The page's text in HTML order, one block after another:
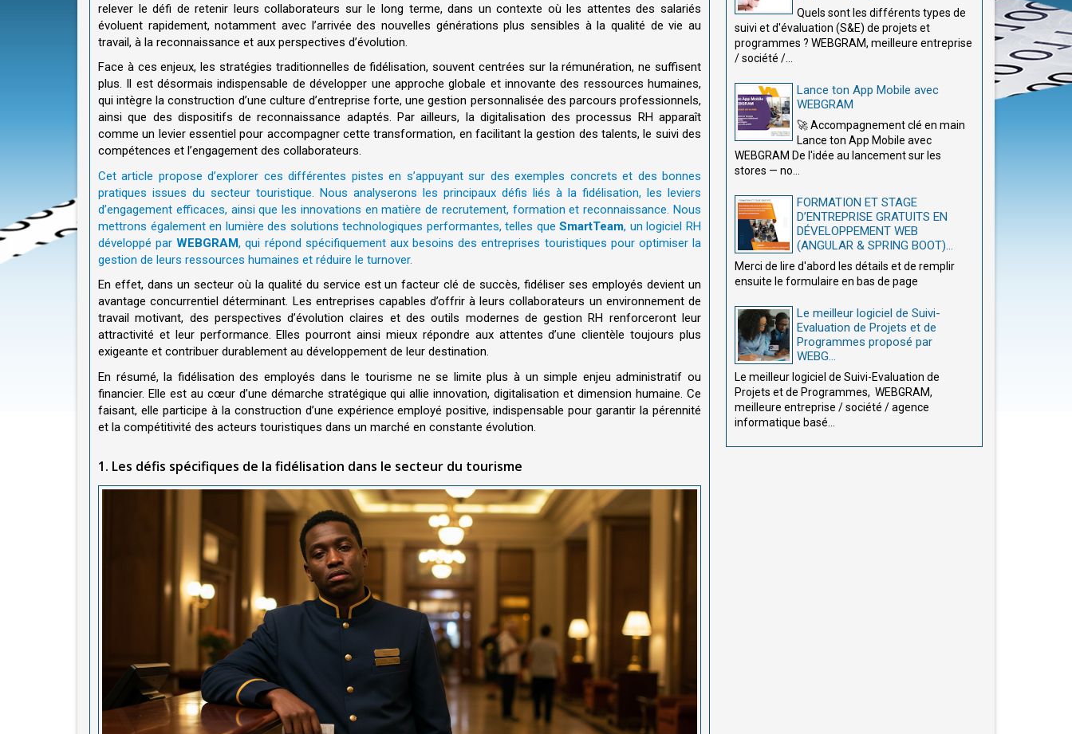
relever le défi de retenir leurs collaborateurs sur le long terme, dans un contexte où les attentes des salariés
évoluent rapidement, notamment avec l’arrivée des nouvelles générations plus sensibles à la qualité de vie au
travail, à la reconnaissance et aux perspectives d’évolution
Face à ces enjeux, les stratégies traditionnelles de fidélisation, souvent centrées sur la rémunération, ne suffisent
plus. Il est désormais indispensable de développer une approche globale et innovante des ressources humaines,
qui intègre la construction d’une culture d’entreprise forte, une gestion personnalisée des parcours professionnels,
ainsi que des dispositifs de reconnaissance adaptés. Par ailleurs, la digitalisation des processus RH apparaît
comme un levier essentiel pour accompagner cette transformation, en facilitant la gestion des talents, le suivi des
compétences et l’engagement des collaborateurs.
Cet article propose d’explorer ces différentes pistes en s’appuyant sur des exemples concrets et des bonnes
pratiques issues du secteur touristique. Nous analyserons les principaux défis liés à la fidélisation, les leviers
d’engagement efficaces, ainsi que les innovations en matière de recrutement, formation et reconnaissance. Nous
mettrons également en lumière des solutions technologiques performantes, telles queSmartTeam, un logiciel RH
développé parWEBGRAM, qui répond spécifiquement aux besoins des entreprises touristiques pour optimiser la
gestion de leurs ressources humaines et réduire le turnover.
En effet, dans un secteur où la qualité du service est un facteur clé de succès, fidéliser ses employés devient un
avantage concurrentiel déterminant. Les entreprises capables d’offrir à leurs collaborateurs un environnement de
travail motivant, des perspectives d’évolution claires et des outils modernes de gestion RH renforceront leur
attractivité et leur performance. Elles pourront ainsi mieux répondre aux attentes d’une clientèle toujours plus
exigeante et contribuer durablement au développement de leur destination.
En résumé, la fidélisation des employés dans le tourisme ne se limite plus à un simple enjeu administratif ou
financier. Elle est au cœur d’une démarche stratégique qui allie innovation, digitalisation et dimension humaine. Ce
faisant, elle participe à la construction d’une expérience employé positive, indispensable pour garantir la pérennité
et la compétitivité des acteurs touristiques dans un marché en constante évolution.
1. Les défis spécifiques de la fidélisation dans le secteur du tourisme
Quels sont les différents types de
suivi et d'évaluation (S&E) de projets et
programmes ? WEBGRAM, meilleure entreprise
/ société /...
Lance ton App Mobile avec
WEBGRAM
🚀 Accompagnement clé en main
Lance ton App Mobile avec
WEBGRAM De l'idée au lancement sur les
stores — no...
FORMATION ET STAGE
D’ENTREPRISE GRATUITS EN
DÉVELOPPEMENT WEB
(ANGULAR & SPRING BOOT)...
Merci de lire d'abord les détails et de remplir
ensuite le formulaire en bas de page
Le meilleur logiciel de Suivi-
Evaluation de Projets et de
Programmes proposé par
WEBG...
Le meilleur logiciel de Suivi-Evaluation de
Projets et de Programmes, WEBGRAM,
meilleure entreprise / société / agence
informatique basé...